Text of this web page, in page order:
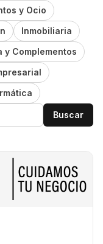
y Ocio
Inmobiliaria
y Complementos
Buscar